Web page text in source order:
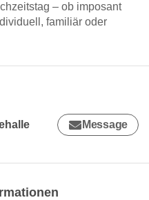
– ob imposant
familiär oder
Message